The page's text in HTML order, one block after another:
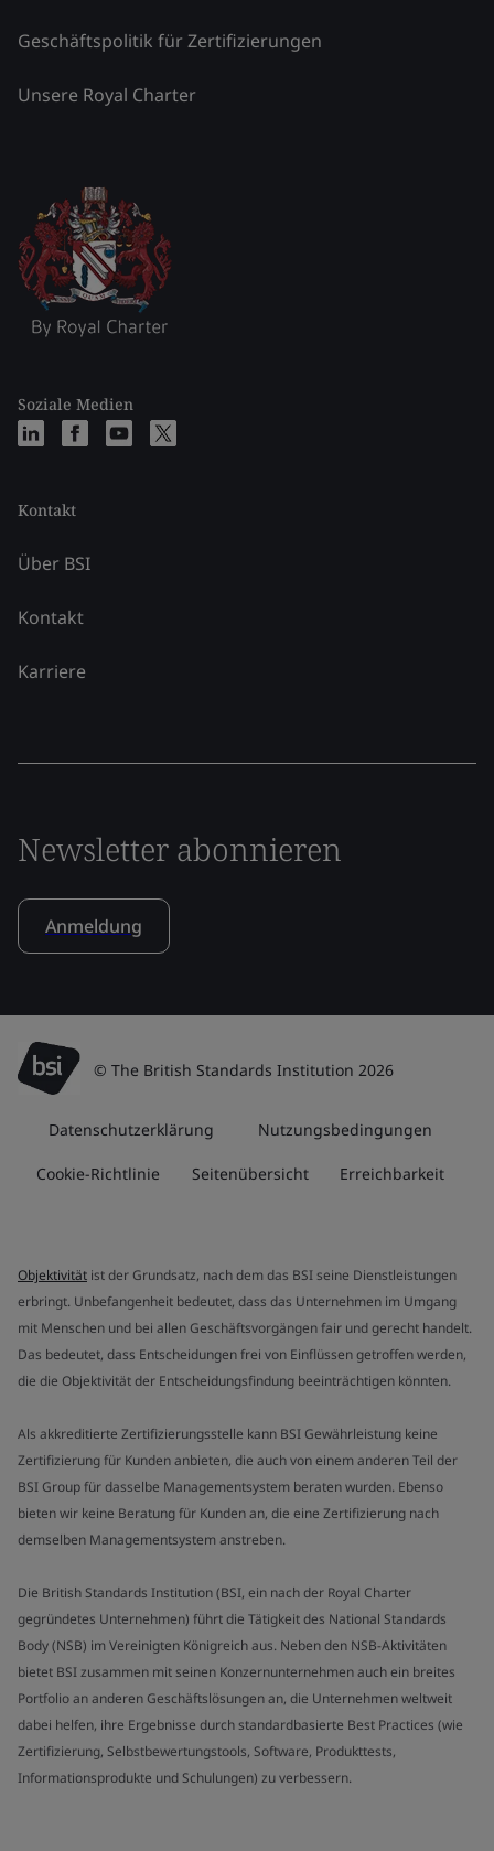
Geschäftspolitik für Zertifizierungen
Unsere Royal Charter
Soziale Medien
Kontakt
Über BSI
Kontakt
Karriere
Newsletter abonnieren
Anmeldung
© The British Standards Institution 2026
Datenschutzerklärung Nutzungsbedingungen
Cookie-Richtlinie Seitenübersicht Erreichbarkeit
Objektivität ist der Grundsatz, nach dem das BSI seine Dienstleistungen
erbringt. Unbefangenheit bedeutet, dass das Unternehmen im Umgang
mit Menschen und bei allen Geschäftsvorgängen fair und gerecht handelt.
Das bedeutet, dass Entscheidungen frei von Einflüssen getroffen werden,
die die Objektivität der Entscheidungsfindung beeinträchtigen könnten.
Als akkreditierte Zertifizierungsstelle kann BSI Gewährleistung keine
Zertifizierung für Kunden anbieten, die auch von einem anderen Teil der
BSI Group für dasselbe Managementsystem beraten wurden. Ebenso
bieten wir keine Beratung für Kunden an, die eine Zertifizierung nach
demselben Managementsystem anstreben.
Die British Standards Institution (BSI, ein nach der Royal Charter
gegründetes Unternehmen) führt die Tätigkeit des National Standards
Body (NSB) im Vereinigten Königreich aus. Neben den NSB-Aktivitäten
bietet BSI zusammen mit seinen Konzernunternehmen auch ein breites
Portfolio an anderen Geschäftslösungen an, die Unternehmen weltweit
dabei helfen, ihre Ergebnisse durch standardbasierte Best Practices (wie
Zertifizierung, Selbstbewertungstools, Software, Produkttests,
Informationsprodukte und Schulungen) zu verbessern.